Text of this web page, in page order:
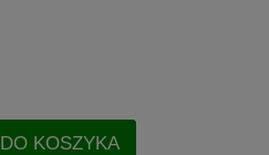
DO KOSZYKA